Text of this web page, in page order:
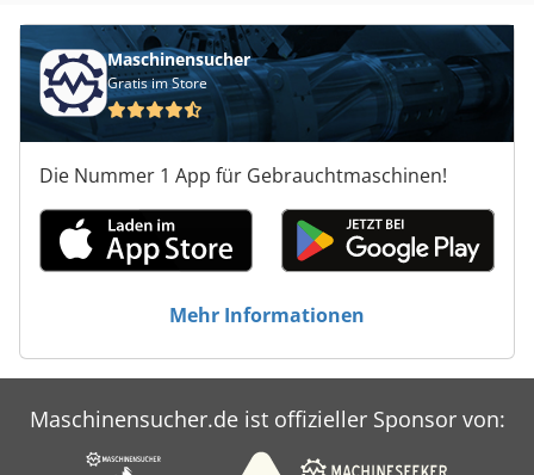
Maschinensucher
Gratis im Store
Die Nummer 1 App für Gebrauchtmaschinen!
Mehr Informationen
Maschinensucher.de ist offizieller Sponsor von: